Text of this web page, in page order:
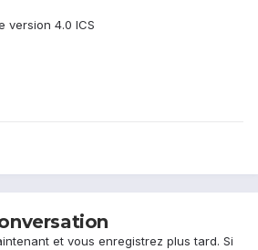
version 4.0 ICS
et vous enregistrez plus tard. Si